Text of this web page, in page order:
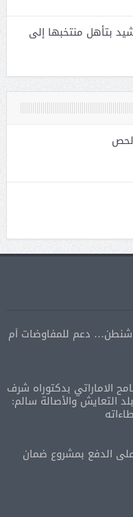
بتأهل منتخبها إلى
دعم للمفاوضات أم
الاماراتي بدكتوراه شرف
التعايش والأصالة سالم:
على الدفع بمشروع ضمان